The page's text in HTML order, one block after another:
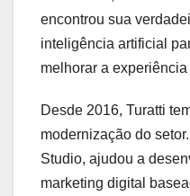
encontrou sua
inteligência artificial
melhorar a
Desde 2016, Turatti
modernização do
Studio, ajudou a
marketing digital